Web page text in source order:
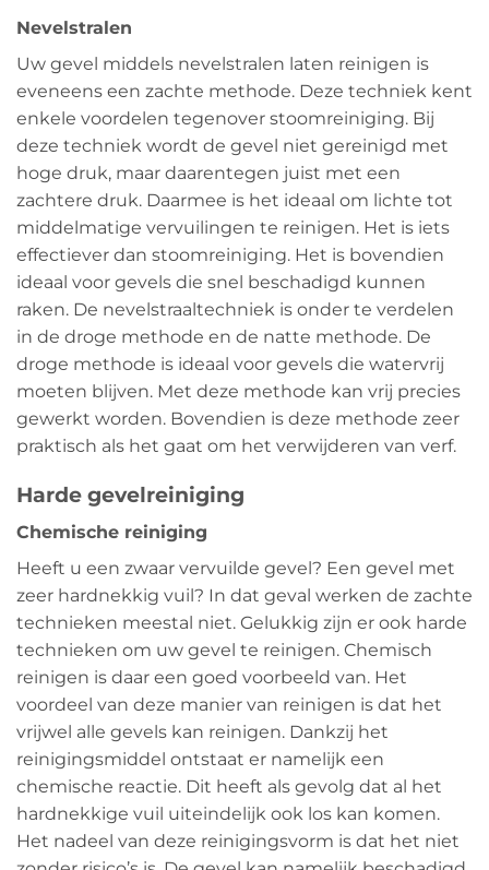
Nevelstralen
Uw gevel middels nevelstralen laten reinigen is
eveneens een zachte methode. Deze techniek kent
enkele voordelen tegenover stoomreiniging. Bij
deze techniek wordt de gevel niet gereinigd met
hoge druk, maar daarentegen juist met een
zachtere druk. Daarmee is het ideaal om lichte tot
middelmatige vervuilingen te reinigen. Het is iets
effectiever dan stoomreiniging. Het is bovendien
ideaal voor gevels die snel beschadigd kunnen
raken. De nevelstraaltechniek is onder te verdelen
in de droge methode en de natte methode. De
droge methode is ideaal voor gevels die watervrij
moeten blijven. Met deze methode kan vrij precies
gewerkt worden. Bovendien is deze methode zeer
praktisch als het gaat om het verwijderen van verf.
Harde gevelreiniging
Chemische reiniging
Heeft u een zwaar vervuilde gevel? Een gevel met
zeer hardnekkig vuil? In dat geval werken de zachte
technieken meestal niet. Gelukkig zijn er ook harde
technieken om uw gevel te reinigen. Chemisch
reinigen is daar een goed voorbeeld van. Het
voordeel van deze manier van reinigen is dat het
vrijwel alle gevels kan reinigen. Dankzij het
reinigingsmiddel ontstaat er namelijk een
chemische reactie. Dit heeft als gevolg dat al het
hardnekkige vuil uiteindelijk ook los kan komen.
Het nadeel van deze reinigingsvorm is dat het niet